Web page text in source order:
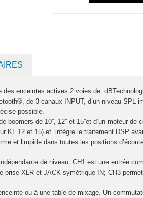
enceintes actives 2 voies de
de 3 canaux INPUT, d’un niveau SPL
possible.
de 10”, 12” et 15”et d’un moteur
KL 12 et 15) et intègre le traitement DSP
et limpide dans toutes les positions
de niveau: CH1 est une entrée
XLR et JACK symétrique IN; CH3
ou à une table de mixage. Un